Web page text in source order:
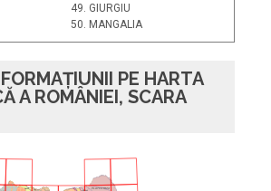
49. GIURGIU
50. MANGALIA
PE HARTA
A ROMÂNIEI, SCARA
PLATFORMA
F